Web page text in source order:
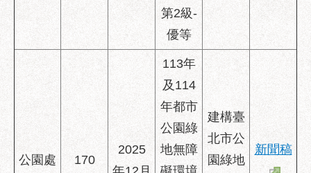
站
料
放
宣
第2級-
優等
公園處 170
2025
113年
及114
年都市
公園綠
地無障
建構臺
北市公
園綠地
新聞稿